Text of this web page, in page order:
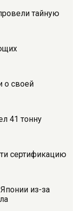
тайную
о своей
41 тонну
сертификацию
из-за